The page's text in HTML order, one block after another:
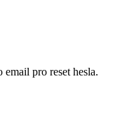
pro reset hesla.